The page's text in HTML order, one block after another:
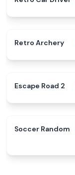
Retro Archery
Escape Road 2
Soccer Random